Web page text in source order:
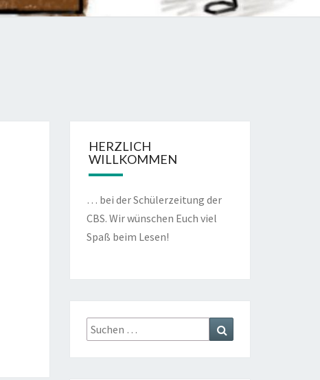
HERZLICH
WILLKOMMEN
… bei der Schülerzeitung der
CBS. Wir wünschen Euch viel
Spaß beim Lesen!
Suche
nach: